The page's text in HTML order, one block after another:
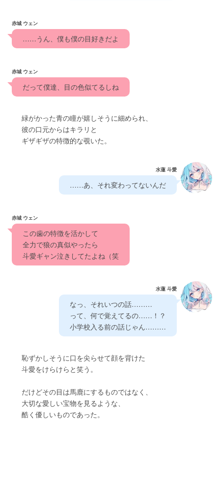
赤城 ウェン
……うん、僕も僕の目好きだよ
赤城 ウェン
だって僕達、目の色似てるしね
緑がかった青の瞳が嬉しそうに細められ、
彼の口元からはキラリと
ギザギザの特徴的な覗いた。
水蓮 斗愛
……あ、それ変わってないんだ
赤城 ウェン
この歯の特徴を活かして
全力で狼の真似やったら
斗愛ギャン泣きしてたよね（笑
水蓮 斗愛
なっ、それいつの話………
って、何で覚えてるの……！？
小学校入る前の話じゃん………
恥ずかしそうに口を尖らせて顔を背けた
斗愛をけらけらと笑う。
だけどその目は馬鹿にするものではなく、
大切な愛しい宝物を見るような、
酷く優しいものであった。